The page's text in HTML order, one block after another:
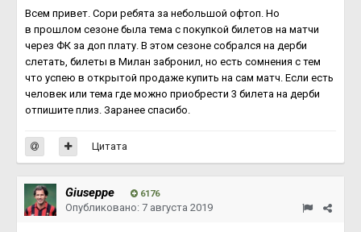
Всем привет. Сори ребята за небольшой офтоп. Но
в прошлом сезоне была тема с покупкой билетов на матчи
через ФК за доп плату. В этом сезоне собрался на дерби
слетать, билеты в Милан забронил, но есть сомнения с тем
что успею в открытой продаже купить на сам матч. Если есть
человек или тема где можно приобрести 3 билета на дерби
отпишите плиз. Заранее спасибо.
Цитата
Giuseppe 6176
Опубликовано: 7 августа 2019